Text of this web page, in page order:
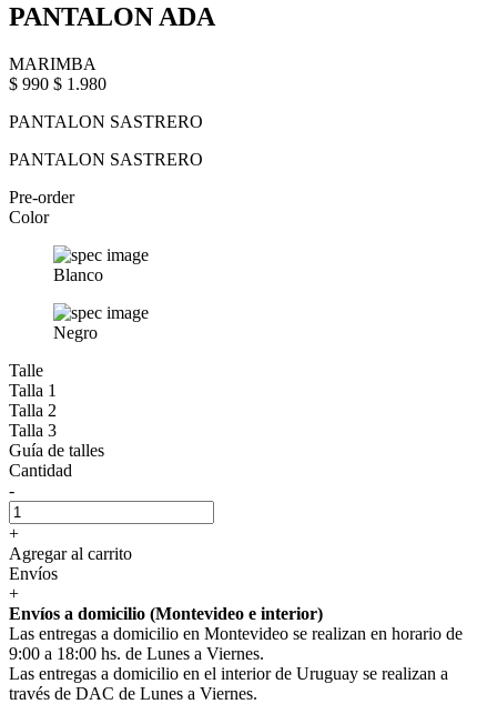
PANTALON ADA
MARIMBA
$ 990 $ 1.980
PANTALON SASTRERO
PANTALON SASTRERO
Pre-order
Color
Blanco
Negro
Talle
Talla 1
Talla 2
Talla 3
Guía de talles
Cantidad
-
+
Agregar al carrito
Envíos
+
Envíos a domicilio (Montevideo e interior)
Las entregas a domicilio en Montevideo se realizan en horario de
9:00 a 18:00 hs. de Lunes a Viernes.
Las entregas a domicilio en el interior de Uruguay se realizan a
través de DAC de Lunes a Viernes.